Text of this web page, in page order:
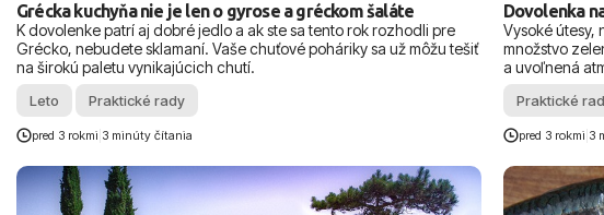
Grécka kuchyňa nie je len o gyrose a gréckom šaláte
K dovolenke patrí aj dobré jedlo a ak ste sa tento rok rozhodli pre
Grécko, nebudete sklamaní. Vaše chuťové poháriky sa už môžu tešiť
na širokú paletu vynikajúcich chutí.
Leto Praktické rady
pred 3 rokmi 3 minúty čítania
Dovolenka
Vysoké útesy,
množstvo
a uvoľnená
Praktické
pred 3 rokmi 3